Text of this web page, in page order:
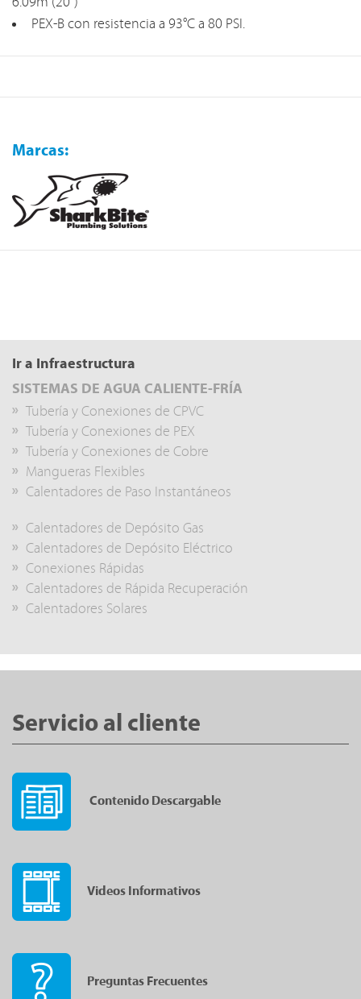
PEX-B con resistencia a 93°C a 80 PSI.
Marcas:
Ir a Infraestructura
SISTEMAS DE AGUA CALIENTE-FRÍA
Tubería y Conexiones de CPVC
Tubería y Conexiones de PEX
Tubería y Conexiones de Cobre
Mangueras Flexibles
Calentadores de Paso Instantáneos
Calentadores de Depósito Gas
Calentadores de Depósito Eléctrico
Conexiones Rápidas
Calentadores de Rápida Recuperación
Calentadores Solares
Servicio al cliente
Contenido Descargable
Videos Informativos
Preguntas Frecuentes